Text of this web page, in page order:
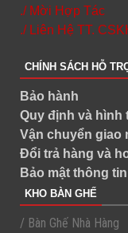
./ Mời Hợp Tác
./ Liên Hệ TT.
CHÍNH SÁCH HỖ
Bảo hành
Quy định và hình
Vận chuyển giao
Đổi trả hàng và
Bảo mật thông tin
KHO BÀN GHẾ
/ Bàn Ghế Nhà Hàng